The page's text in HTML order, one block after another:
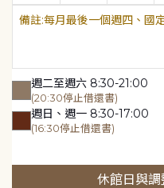
每月最後一個週四、國
週二至週六 8:30-21:00
(20:30停止借還書)
週日、週一 8:30-17:00
(16:30停止借還書)
休館日與